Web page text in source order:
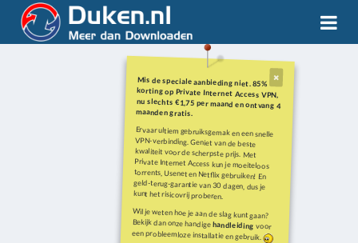
Mis de speciale aanbieding niet. 85%
korting op Private Internet Access VPN,
nu slechts €1,75 per maand en ontvang 4
maanden gratis.
Ervaar ultiem gebruiksgemak en een snelle
VPN-verbinding. Geniet van de beste
kwaliteit voor de scherpste prijs. Met
Private Internet Access kun je moeiteloos
torrents, Usenet en Netflix gebruiken! En
geld-terug-garantie van 30 dagen, dus je
kunt het risicovrij proberen.
Wil je weten hoe je aan de slag kunt gaan?
Bekijk dan onze handigehandleiding voor
een probleemloze installatie en gebruik.